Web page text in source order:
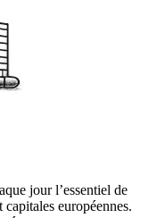
jour l’essentiel de
capitales européennes.